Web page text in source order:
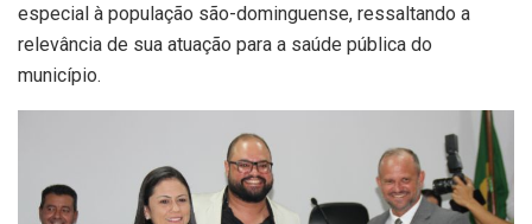
especial à população são-dominguense, ressaltando a
relevância de sua atuação para a saúde pública do
município.